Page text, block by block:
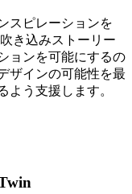
スピレーションを
き込みストーリー
ョンを可能にするの
ザインの可能性を最
よう支援します。